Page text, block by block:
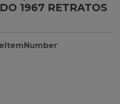
1967 RETRATOS